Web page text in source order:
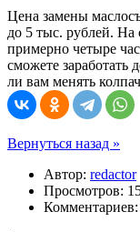
Цена замены
до 5 тыс. рублей. На
примерно четыре
сможете заработать
ли вам менять
Вернуться назад »
Автор: redactor
Просмотров: